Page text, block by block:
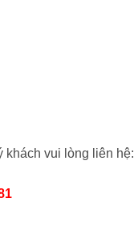
khách vui lòng liên hệ: